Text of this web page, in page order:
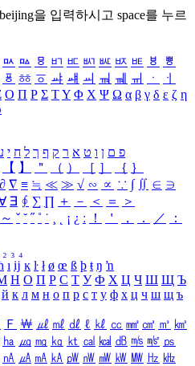
beijing을 입력하시고 space를 누르
ㅯ ㅰ ㅱ ㅲ ㅳ ㅴ ㅵ ㅶ ㅷ ㅸ
ㅹ
ㆄ ㆅ ㆆ ㆇ ㆈ ㆉ ㆊ ㆋ ㆌ ㆍ
ㆎ
Ο Π Ρ Σ ΤΥ Φ Χ Ψ Ω α β γ δ ε ζ η
פ ם ן ו ט א ר ק ף ך ל ח י
【 】 ＂ （ ） ［ ］ ｛ ｝
∂ ∇ ≡ ≒ ≪ ≫ √ ∽ ∝ ∵ ∫ ∬ ∈ ∋
∃ ∮ ∑ ∏ ＋ － ＜ ＝
＞
～ ˇ ˘ ˝ ˚ ˙ ¸ ¡ ¿ ː ！ ＇ ， ． ／
：
₂ ₃ ₄
ı ĳ ĸ ŀ ł ø œ ß þ ŧ ŋ ŉ
Н О П Р С Т У Ф Х Ц Ч Ш Щ Ъ
й к л м н о п р с т у ф х ц ч ш щ ъ
Ｆ ￦ ㎕ ㎖ ㎗ ℓ ㎘ ㏄ ㎣ ㎤ ㎥ ㎦
㏊ ㎍ ㎎ ㎏ ㏏ ㎈ ㎉ ㏈ ㎧ ㎨ ㎰
㎁ ㎂ ㎃ ㎄ ㎺ ㎻ ㎽ ㎾ ㎿ ㎐ ㎑